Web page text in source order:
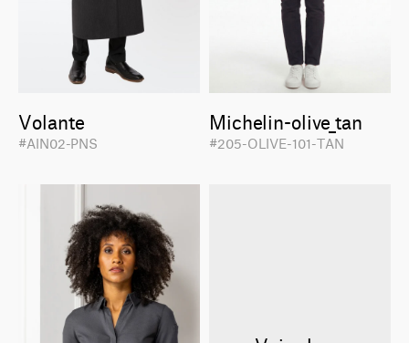
Volante
#AIN02-PNS
Michelin-olive_tan
#205-OLIVE-101-TAN